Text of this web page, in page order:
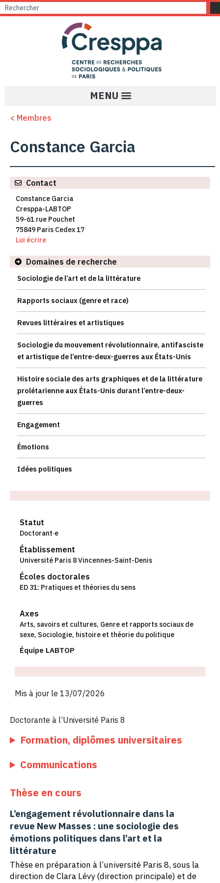
< Membres
Constance Garcia
Doctorante à l’Université Paris 8
Formation, diplômes universitaires
Communications
Thèse en cours
L’engagement révolutionnaire dans la
revue New Masses : une sociologie des
émotions politiques dans l’art et la
littérature
Thèse en préparation à l’université Paris 8, sous la
direction de Clara Lévy (direction principale) et de
Contact
Constance Garcia
Cresppa-LABTOP
59-61 rue Pouchet
75849 Paris Cedex 17
Lui écrire
Domaines de recherche
Sociologie de l’art et de la littérature
Rapports sociaux (genre et race)
Revues littéraires et artistiques
Sociologie du mouvement révolutionnaire, antifasciste
et artistique de l’entre-deux-guerres aux États-Unis
Histoire sociale des arts graphiques et de la littérature
prolétarienne aux États-Unis durant l’entre-deux-
guerres
Engagement
Émotions
Idées politiques
Statut
Doctorant·e
Établissement
Université Paris 8 Vincennes-Saint-Denis
Écoles doctorales
ED 31: Pratiques et théories du sens
Axes
Arts, savoirs et cultures, Genre et rapports sociaux de
sexe, Sociologie, histoire et théorie du politique
Équipe LABTOP
Mis à jour le 13/07/2026